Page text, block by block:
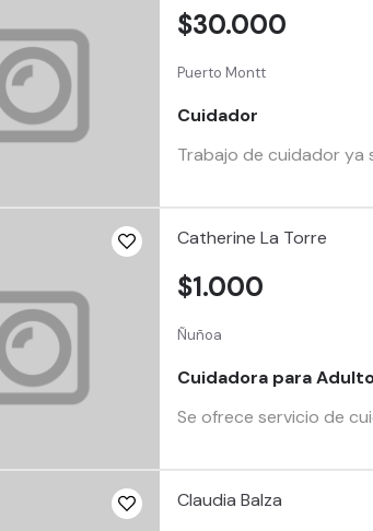
Puerto Montt
Cuidador
Trabajo de cuidador ya
$30.000
Catherine La Torre
Ñuñoa
Cuidadora para
Se ofrece servicio de
$1.000
Claudia Balza